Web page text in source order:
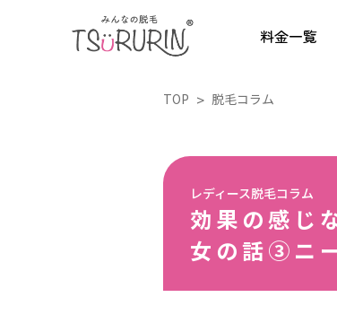
料金一覧
TOP 脱毛コラム
レディース脱毛コラム
効果の感じ
女の話③ニ